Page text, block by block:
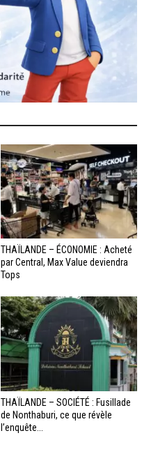
THAÏLANDE – ÉCONOMIE : Acheté
par Central, Max Value deviendra
Tops
THAÏLANDE – SOCIÉTÉ : Fusillade
de Nonthaburi, ce que révèle
l’enquête...